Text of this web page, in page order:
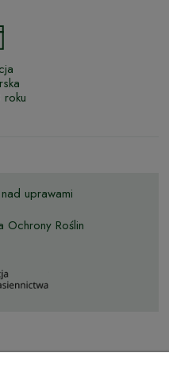
uprawami
Ochrony Roślin